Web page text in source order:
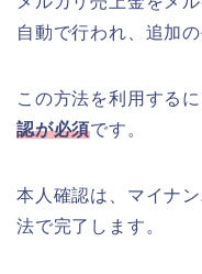
自動で行われ、追加
この方法を利用するに
認が必須です。
本人確認は、マイナ
法で完了します。